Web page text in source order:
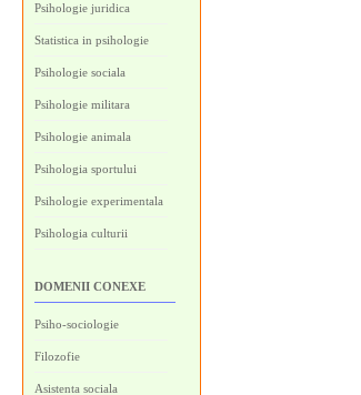
Psihologie juridica
Statistica in psihologie
Psihologie sociala
Psihologie militara
Psihologie animala
Psihologia sportului
Psihologie experimentala
Psihologia culturii
DOMENII CONEXE
Psiho-sociologie
Filozofie
Asistenta sociala